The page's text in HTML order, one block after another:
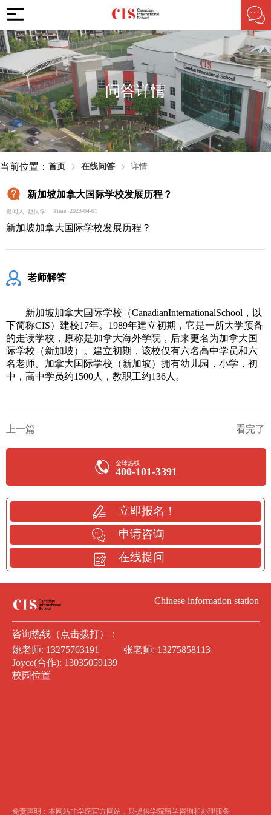
问答详情
当前位置： 首页 在线问答 详情
新加坡加拿大国际学校发展历程？
提问人: 赵同学 Time: 2023-04-01
新加坡加拿大国际学校发展历程？
老师解答
新加坡加拿大国际学校（CanadianInternationalSchool，以
下简称CIS）建校17年。1989年建立初期，它是一所大学预备
的走读学校，原称是加拿大海外学院，后来更名为加拿大国
际学校（新加坡）。建立初期，该校仅有六名高中学员和六
名老师。加拿大国际学校（新加坡）拥有幼儿园，小学，初
中，高中学员约1500人，教职工约136人。
上一篇 看完了
全球热线
400-101-3391
立即报名！
申请咨询
在线提问
Chinese information station
咨询热线（点击拨打）：
姚老师: 13275763191 张老师: 13275858113
Joyce(合作): 13035059139
校园位置
免责声明：本网站非学院官方网站，只提供学院留学咨询和办理服务